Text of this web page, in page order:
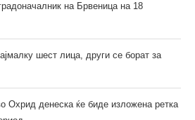
на Брвеница на 18
шест лица, други се борат за
Охрид денеска ќе биде изложена ретка